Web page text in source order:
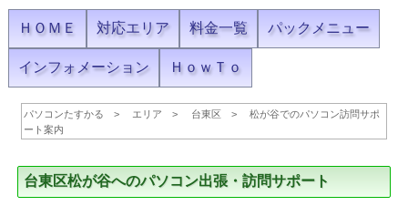
ＨＯＭＥ 対応エリア 料金一覧 パックメニュー
インフォメーション ＨｏｗＴｏ
パソコンたすかる エリア 台東区
松が谷でのパソコン訪問サポ
ート案内
台東区松が谷へのパソコン出張・訪問サポート